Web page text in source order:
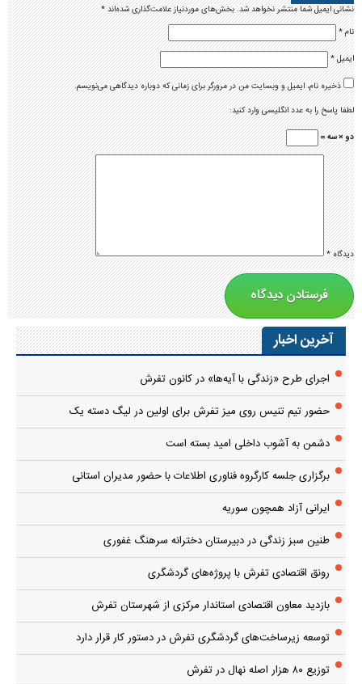
نشانی ایمیل شما منتشر نخواهد شد.بخش‌های موردنیاز علامت‌گذاری شده‌اند*
نام*
ایمیل*
ذخیره نام، ایمیل و وبسایت من در مرورگر برای زمانی که دوباره دیدگاهی می‌نویسم.
لطفا پاسخ را به عدد انگلیسی وارد کنید:
دو × سه =
دیدگاه*
آخرین اخبار
اجرای طرح «زندگی با آیه‌ها» در کانون تفرش
حضور تیم تنیس روی میز تفرش برای اولین در لیگ دسته یک
دشمن به آشوب داخلی امید بسته است
برگزاری جلسه کارگروه فناوری اطلاعات با حضور مدیران استانی
ایرانی آزاد همچون سوریه
طنین سبز زندگی در دبیرستان دخترانه سرهنگ غفوری
رونق اقتصادی تفرش با پروژه‌های گردشگری
بازدید معاون اقتصادی استاندار مرکزی از شهرستان تفرش
توسعه زیرساخت‌های گردشگری تفرش در دستور کار قرار دارد
توزیع ۸۰ هزار اصله نهال در تفرش